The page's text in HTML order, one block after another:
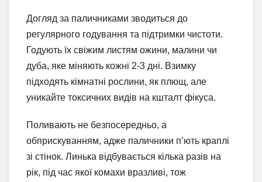
Догляд за паличниками зводиться до
регулярного годування та підтримки чистоти.
Годують їх свіжим листям ожини, малини чи
дуба, яке міняють кожні 2-3 дні. Взимку
підходять кімнатні рослини, як плющ, але
уникайте токсичних видів на кшталт фікуса.
Поливають не безпосередньо, а
обприскуванням, адже паличники п’ють краплі
зі стінок. Линька відбувається кілька разів на
рік, під час якої комахи вразливі, тож